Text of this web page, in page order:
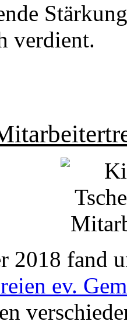
verdient.
2018 fand
ev.